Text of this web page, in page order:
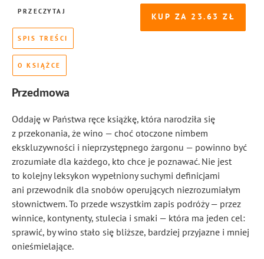
KUP ZA 23.63
PRZECZYTAJ
SPIS TREŚCI
O KSIĄŻCE
Przedmowa
Oddaję w Państwa ręce książkę, która narodziła się
z przekonania, że wino — choć otoczone nimbem
ekskluzywności i nieprzystępnego żargonu — powinno być
zrozumiałe dla każdego, kto chce je poznawać. Nie jest
to kolejny leksykon wypełniony suchymi definicjami
ani przewodnik dla snobów operujących niezrozumiałym
słownictwem. To przede wszystkim zapis podróży — przez
winnice, kontynenty, stulecia i smaki — która ma jeden cel:
sprawić, by wino stało się bliższe, bardziej przyjazne i mniej
onieśmielające.